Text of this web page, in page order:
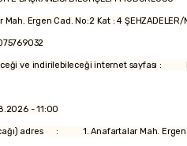
Cad. No:2 Kat : 4 ŞEHZADELER/
ve indirilebileceği internet sayfası :
- 11:00
adres : 1. Anafartalar Mah. Ergen